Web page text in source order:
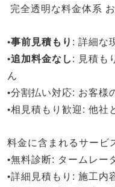
完全透明な料金体系
•事前見積もり : 詳細な
•追加料金なし : 見積も
ん
•分割払い対応: お客様
•相見積もり歓迎 : 他社
料金に含まれるサービ
•無料診断: タームレー
•詳細見積もり : 施工内